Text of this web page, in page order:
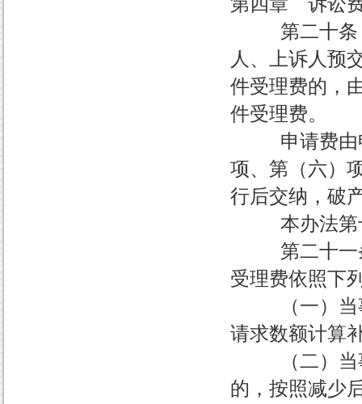
第二十条
人、上诉人预
件受理费的，
件受理费。
申请费由申
项、第（六）
行后交纳，破
本办法第十
第二十一条
受理费依照下
（一）当事
请求数额计算
（二）当事
的，按照减少